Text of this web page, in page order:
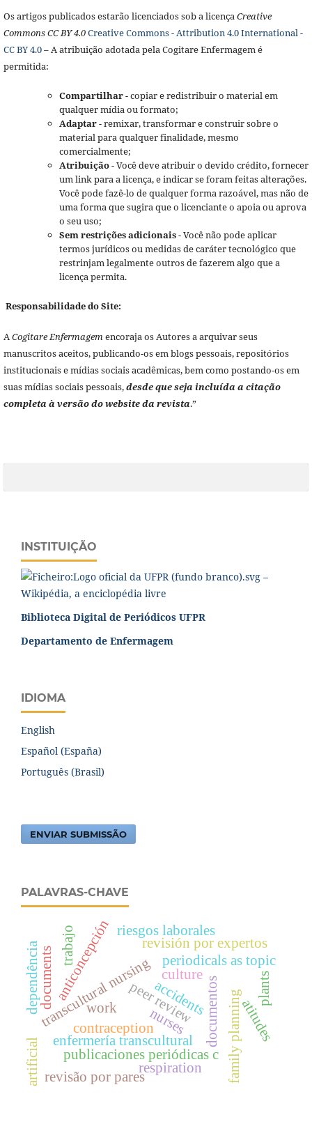
Os artigos publicados estarão licenciados sob a licençaCreative
Commons CC BY 4.0Creative Commons - Attribution 4.0 International -
CC BY 4.0– A atribuição adotada pela Cogitare Enfermagem é
permitida:
Compartilhar- copiar e redistribuir o material em
qualquer mídia ou formato;
Adaptar- remixar, transformar e construir sobre o
material para qualquer finalidade, mesmo
comercialmente;
Atribuição- Você deve atribuir o devido crédito, fornecer
um link para a licença, e indicar se foram feitas alterações.
Você pode fazê-lo de qualquer forma razoável, mas não de
uma forma que sugira que o licenciante o apoia ou aprova
o seu uso;
Sem restrições adicionais- Você não pode aplicar
termos jurídicos ou medidas de caráter tecnológico que
restrinjam legalmente outros de fazerem algo que a
licença permita.
Responsabilidade do Site:
ACogitare Enfermagemencoraja os Autores a arquivar seus
manuscritos aceitos, publicando-os em blogs pessoais, repositórios
institucionais e mídias sociais acadêmicas, bem como postando-os em
suas mídias sociais pessoais,desde que seja incluída a citação
completa à versão do website da revista.”
INSTITUIÇÃO
Biblioteca Digital de Periódicos UFPR
Departamento de Enfermagem
IDIOMA
English
Español (España)
Português (Brasil)
ENVIAR SUBMISSÃO
PALAVRAS-CHAVE
documentos
periodicals as topic
revisión por expertos
publicaciones periódicas c
transcultural nursing
enfermería transcultural family planning
contraception
anticoncepción peer review
documents
nurses
accidents
riesgos laborales
respiration
atitudes
dependência culture plants
artificial revisão por pares
work
trabajo